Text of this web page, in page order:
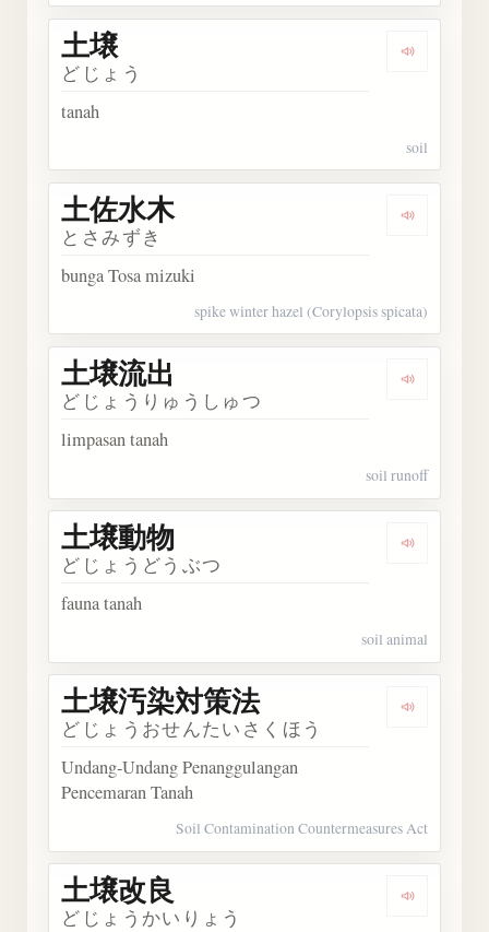
Dengarkan
土壌
どじょう
tanah
soil
土佐水木
とさみずき
bunga Tosa mizuki
spike winter hazel (Corylopsis spicata)
土壌流出
どじょうりゅうしゅつ
limpasan tanah
soil runoff
土壌動物
どじょうどうぶつ
fauna tanah
soil animal
土壌汚染対策法
どじょうおせんたいさくほう
Undang-Undang Penanggulangan
Pencemaran Tanah
Soil Contamination Countermeasures Act
土壌改良
どじょうかいりょう